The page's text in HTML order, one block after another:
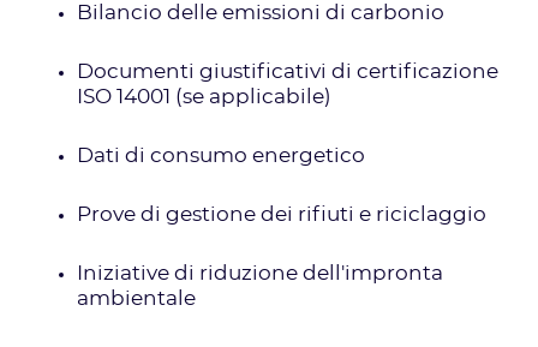
Bilancio delle emissioni di carbonio
Documenti giustificativi di certificazione
ISO 14001 (se applicabile)
Dati di consumo energetico
Prove di gestione dei rifiuti e riciclaggio
Iniziative di riduzione dell'impronta
ambientale